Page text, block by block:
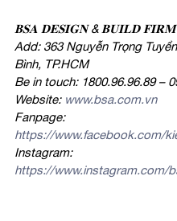
𝐁𝐒𝐀 𝐃𝐄𝐒𝐈𝐆𝐍 & 𝐁𝐔𝐈𝐋𝐃 𝐅𝐈𝐑𝐌
Add: 363 Nguyễn Trọng
Bình, TP.HCM
Be in touch: 1800.96.96.89 –
Website: www.bsa.com.vn
Fanpage:
https://www.facebook.com/
Instagram:
https://www.instagram.com/